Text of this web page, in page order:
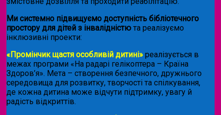
Ми системно підвищуємо доступність бібліотечного
простору для дітей з інвалідністю та реалізуємо
інклюзивні проекти:
«Промінчик щастя особливій дитині» реалізується в
межах програми «На радарі гелікоптера – Країна
Здоров’я». Мета – створення безпечного, дружнього
середовища для розвитку, творчості та спілкування,
де кожна дитина може відчути підтримку, увагу й
радість відкриттів.